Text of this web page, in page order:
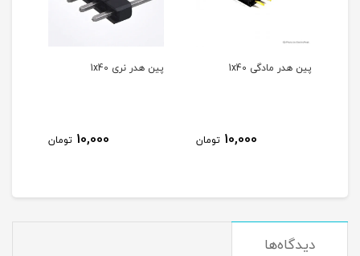
پین هدر مادگی 1x40
10,000 تومان
پین هدر نری 1x40
10,000 تومان
دیدگاه‌ها